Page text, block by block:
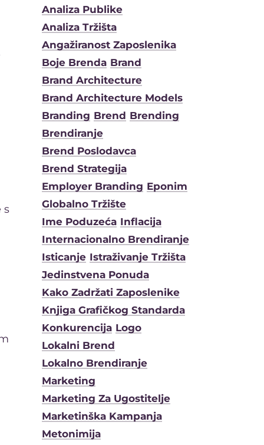
s
Analiza Publike
Analiza Tržišta
Angažiranost Zaposlenika
Boje Brenda Brand
Brand Architecture
Brand Architecture Models
Branding Brend Brending
Brendiranje
Brend Poslodavca
Brend Strategija
Employer Branding Eponim
Globalno Tržište
Ime Poduzeća Inflacija
Internacionalno Brendiranje
Isticanje Istraživanje Tržišta
Jedinstvena Ponuda
Kako Zadržati Zaposlenike
Knjiga Grafičkog Standarda
Konkurencija Logo
Lokalni Brend
Lokalno Brendiranje
Marketing
Marketing Za Ugostitelje
Marketinška Kampanja
Metonimija